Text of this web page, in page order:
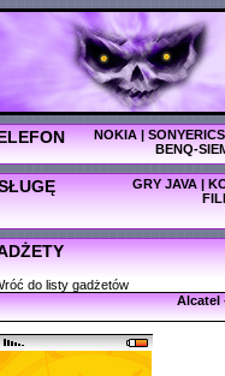
NOKIA|
BENQ-
GRY JAVA |
do listy gadżetów
Alcatel